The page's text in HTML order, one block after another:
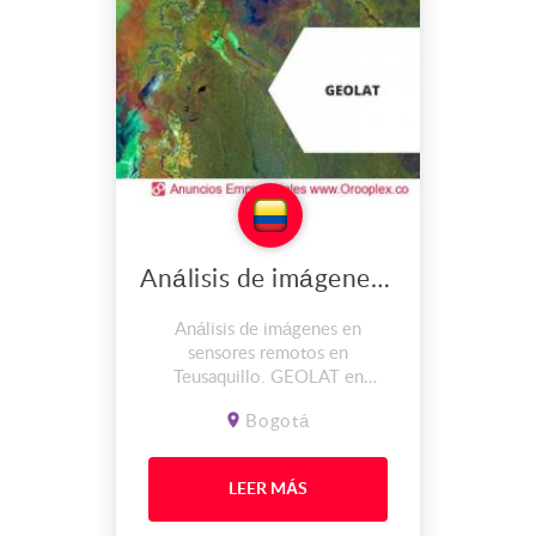
Análisis de imágenes en sensores remotos en Teusaquillo
Análisis de imágenes en
sensores remotos en
Teusaquillo. GEOLAT en
somos expertos en el manejo de
valiosa información, en
conocimiento y en respuestas a
Bogotá
LEER MÁS